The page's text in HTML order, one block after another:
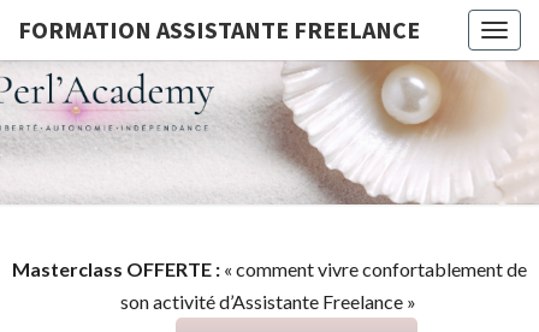
FORMATION ASSISTANTE FREELANCE
G
Masterclass OFFERTE : « comment vivre confortablement de
son activité d’Assistante Freelance »